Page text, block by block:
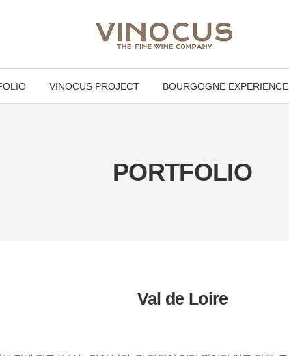
VINOCUS PROJECT BOURGOGNE EXPERIENCE
PORTFOLIO
Val de Loire